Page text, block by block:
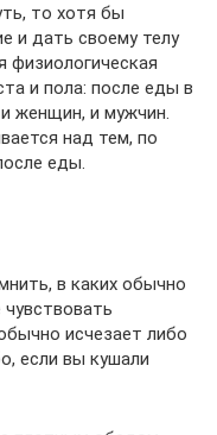
то хотя бы
и дать своему телу
физиологическая
и пола: после еды в
женщин, и мужчин.
над тем, по
еды.
в каких обычно
исчезает либо
если вы кушали